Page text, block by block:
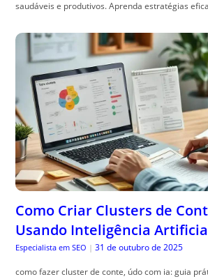
saudáveis e produtivos. Aprenda estratégias
Como Criar Clusters de
Usando Inteligência
Especialista em SEO | 31 de outubro de 2025
como fazer cluster de conte, údo com ia: guia